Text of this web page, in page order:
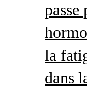
passe
la
dans